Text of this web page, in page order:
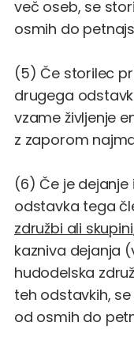
več oseb, se
osmih do
(5) Če storilec
drugega
vzame življenje
z zaporom
(6) Če je
odstavka tega
združbi ali skupini
kazniva dejanja
hudodelska
teh odstavkih,
od osmih do